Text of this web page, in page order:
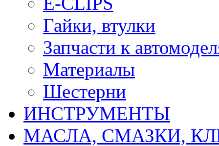
Гайки, втулки
Запчасти к
Материалы
Шестерни
ИНСТРУМЕНТЫ
МАСЛА, СМАЗКИ,